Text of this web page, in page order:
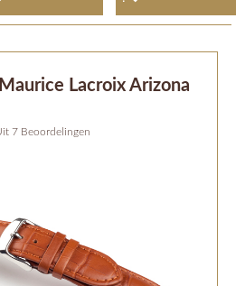
Lacroix Arizona
7 Beoordelingen